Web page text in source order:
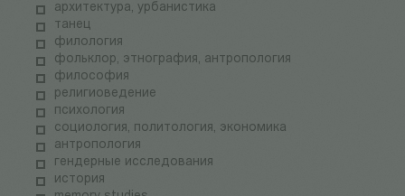
архитектура, урбанистика
танец
филология
фольклор, этнография, антропология
философия
религиоведение
психология
социология, политология, экономика
антропология
гендерные исследования
история